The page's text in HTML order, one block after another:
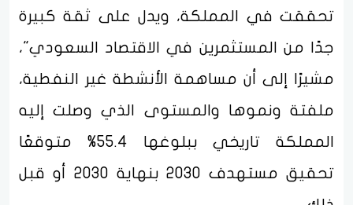
تحققت في المملكة، ويدل على ثقة كبيرة
جدًا من المستثمرين في الاقتصاد السعودي"،
مشيرًا إلى أن مساهمة الأنشطة غير النفطية،
ملفتة ونموها والمستوى الذي وصلت إليه
المملكة تاريخي ببلوغها 55.4% متوقعًا
تحقيق مستهدف 2030 بنهاية 2030 أو قبل